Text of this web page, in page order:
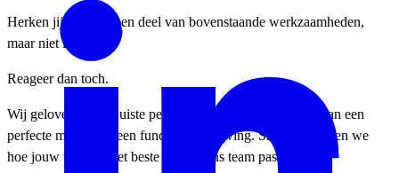
Herken jij jezelf in een deel van bovenstaande werkzaamheden,
maar niet in alles?
Reageer dan toch.
Wij geloven dat de juiste persoon vaak meer meebrengt dan een
perfecte match met een functieomschrijving. Samen bekijken we
hoe jouw talenten het beste binnen ons team passen.